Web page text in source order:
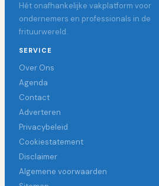
Hét onafhankelijke vakplatform voor
ondernemers en professionals in de
frituurwereld.
SERVICE
Over Ons
Agenda
Contact
Adverteren
Privacybeleid
Cookiestatement
Disclaimer
Algemene voorwaarden